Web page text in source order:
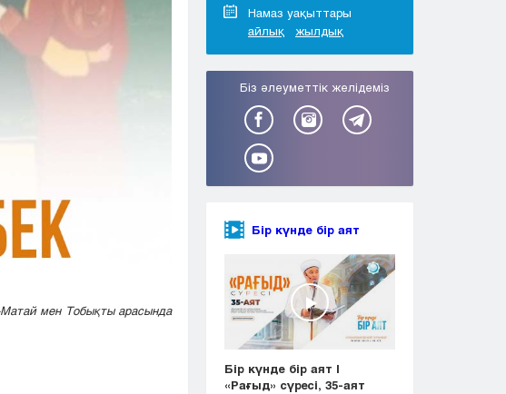
Уральск
Усть-Каменогорск
Шымкент
мен Тобықты арасында
Намаз уақыттары
айлық
жылдық
Біз әлеуметтік желідеміз
Бір күнде бір аят
Бір күнде бір аят |
«Рағыд» сүресі, 35-аят